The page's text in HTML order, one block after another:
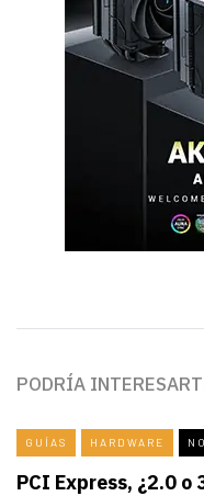
PODRÍA
GUÍAS HARDWARE
PCI Express, ¿2.0 o